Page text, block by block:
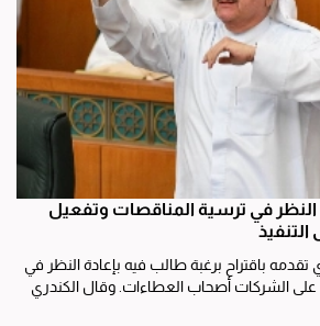
النظر في ترسية المناقصات وتفعيل
تقدمه باقتراح برغبة طالب فيه بإعادة النظر في
ضوابط ترسية المناقصات على الشركات أصحاب العطاءات. وقال الكندري